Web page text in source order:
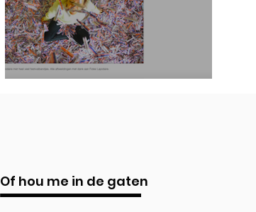
Of hou me in de gaten